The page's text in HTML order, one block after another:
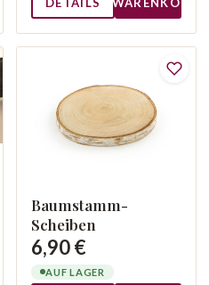
Baumstamm-
Scheiben
6,90 €
AUF LAGER